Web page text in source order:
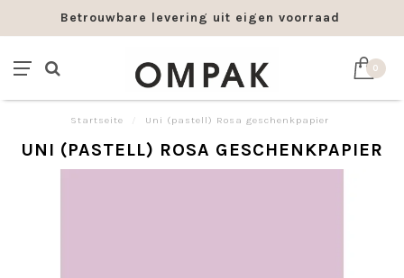
Betrouwbare levering uit eigen voorraad
0
Startseite Uni (pastell) Rosa geschenkpapier
UNI (PASTELL) ROSA GESCHENKPAPIER